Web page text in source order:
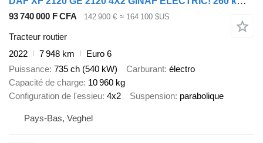
93 740 000 F CFA 142 900 € ≈ 164 100 $US
Tracteur routier
2022
7 948 km
Euro 6
Puissance 735 ch (540 kW) Carburant électro
Capacité de charge 10 960 kg
Configuration de l'essieu 4x2 Suspension parabolique
Pays-Bas, Veghel